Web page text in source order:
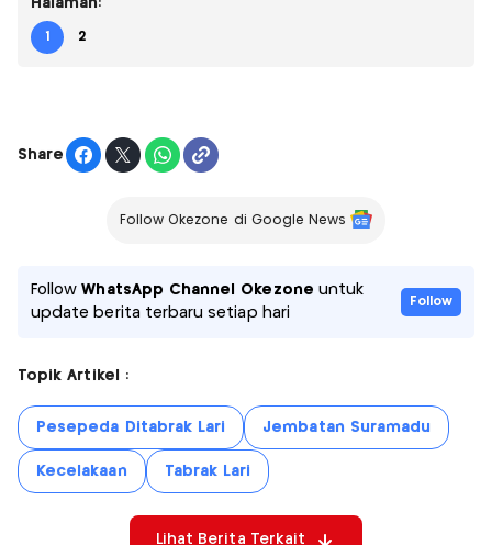
Halaman:
1 2
Share
Follow Okezone di Google News
FollowWhatsApp Channel Okezone untuk
update berita terbaru setiap hari
Follow
Topik Artikel :
Pesepeda Ditabrak Lari Jembatan Suramadu
Kecelakaan Tabrak Lari
Lihat Berita Terkait